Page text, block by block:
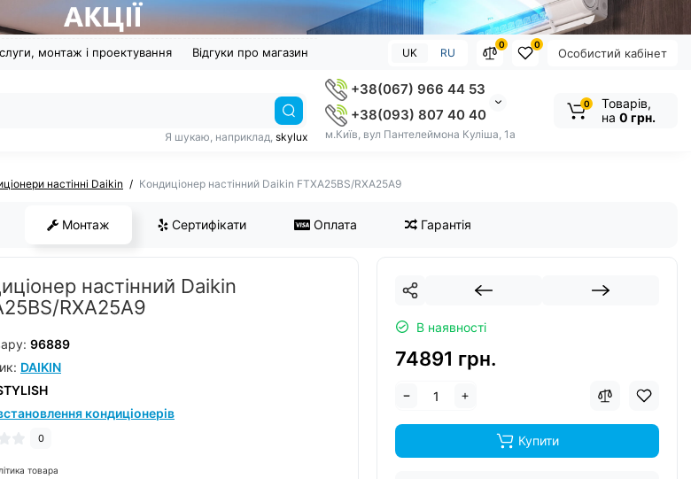
монтаж і проектування Відгуки про магазин Особистий кабінет
0
0
UK RU
+38(067) 966 44 53
+38(093) 807 40 40
м.Київ, вул Пантелеймона Куліша, 1а
Я шукаю, наприклад, skylux
0
Товарів,
на 0 грн.
настінні Daikin Кондиціонер настінний Daikin FTXA25BS/RXA25A9
Монтаж Сертифікати Оплата Гарантія
настінний Daikin
RXA25A9
96889
DAIKIN
кондиціонерів
0
товара
В наявності
74891 грн.
Купити